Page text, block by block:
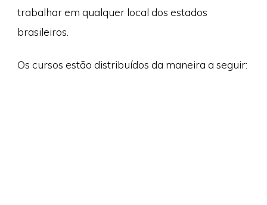
trabalhar em qualquer local dos estados
brasileiros.
Os cursos estão distribuídos da maneira a seguir: